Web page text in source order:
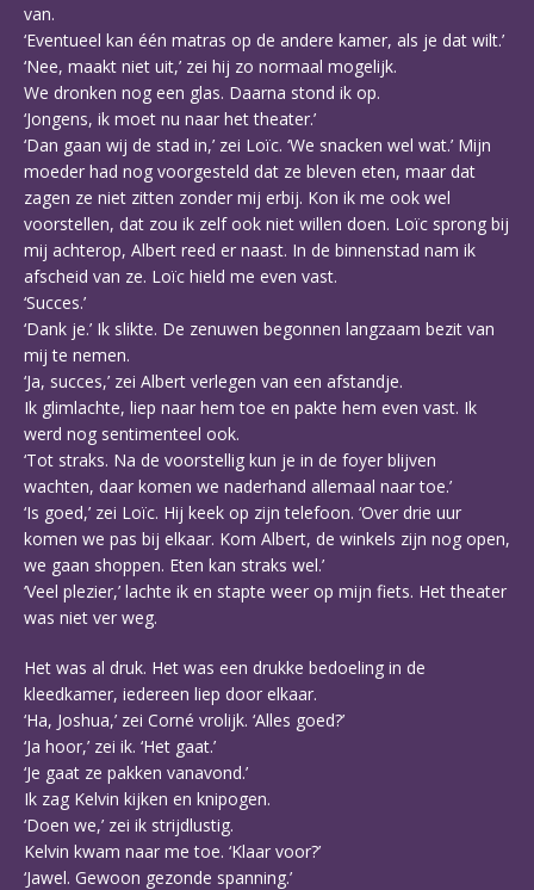
van.
‘Eventueel kan één matras op de andere kamer, als je dat wilt.’
‘Nee, maakt niet uit,’ zei hij zo normaal mogelijk.
We dronken nog een glas. Daarna stond ik op.
‘Jongens, ik moet nu naar het theater.’
‘Dan gaan wij de stad in,’ zei Loïc. ‘We snacken wel wat.’ Mijn
moeder had nog voorgesteld dat ze bleven eten, maar dat
zagen ze niet zitten zonder mij erbij. Kon ik me ook wel
voorstellen, dat zou ik zelf ook niet willen doen. Loïc sprong bij
mij achterop, Albert reed er naast. In de binnenstad nam ik
afscheid van ze. Loïc hield me even vast.
‘Succes.’
‘Dank je.’ Ik slikte. De zenuwen begonnen langzaam bezit van
mij te nemen.
‘Ja, succes,’ zei Albert verlegen van een afstandje.
Ik glimlachte, liep naar hem toe en pakte hem even vast. Ik
werd nog sentimenteel ook.
‘Tot straks. Na de voorstellig kun je in de foyer blijven
wachten, daar komen we naderhand allemaal naar toe.’
‘Is goed,’ zei Loïc. Hij keek op zijn telefoon. ‘Over drie uur
komen we pas bij elkaar. Kom Albert, de winkels zijn nog open,
we gaan shoppen. Eten kan straks wel.’
‘Veel plezier,’ lachte ik en stapte weer op mijn fiets. Het theater
was niet ver weg.
Het was al druk. Het was een drukke bedoeling in de
kleedkamer, iedereen liep door elkaar.
‘Ha, Joshua,’ zei Corné vrolijk. ‘Alles goed?’
‘Ja hoor,’ zei ik. ‘Het gaat.’
‘Je gaat ze pakken vanavond.’
Ik zag Kelvin kijken en knipogen.
‘Doen we,’ zei ik strijdlustig.
Kelvin kwam naar me toe. ‘Klaar voor?’
‘Jawel. Gewoon gezonde spanning.’